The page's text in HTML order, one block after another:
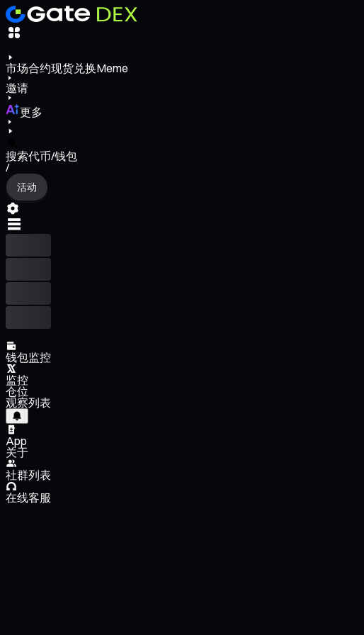
市场合约现货兑换Meme
邀请
更多
搜索代币/钱包
/
活动
钱包监控
监控
仓位
观察列表
App
关于
社群列表
在线客服